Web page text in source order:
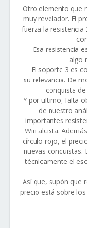
Otro elemento que
muy revelador. El
fuerza la resistencia
Esa resistencia
algo
El soporte 3 es
su relevancia. De
conquista
Y por último, falta
de nuestro
importantes
Win alcista.
círculo rojo, el
nuevas conquistas.
técnicamente el
Así que, supón que
precio está sobre los